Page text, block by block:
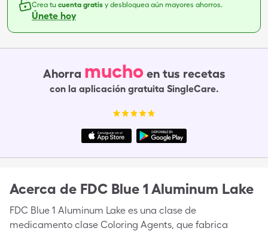
Crea tu cuenta gratis y desbloquea aún mayores ahorros.
Únete hoy
Ahorra mucho en tus recetas
con la aplicación gratuita SingleCare.
Acerca de FDC Blue 1 Aluminum Lake
FDC Blue 1 Aluminum Lake es una clase de
medicamento clase Coloring Agents, que fabrica